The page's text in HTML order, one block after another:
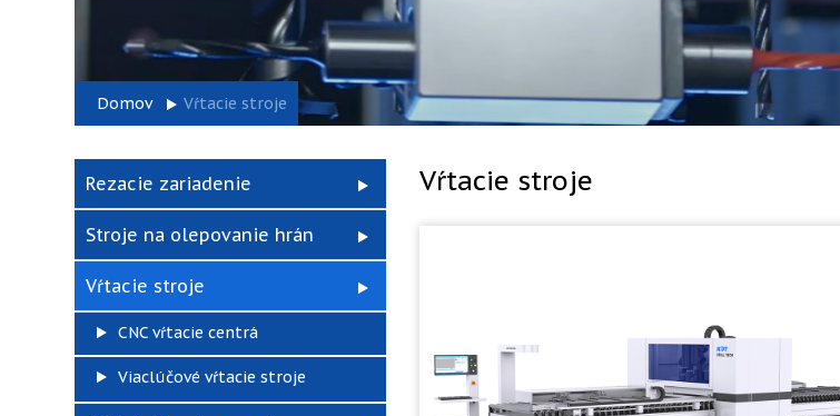
Domov Vŕtacie stroje
Rezacie zariadenie
Stroje na olepovanie hrán
Vŕtacie stroje
CNC vŕtacie centrá
Viaclúčové vŕtacie stroje
Vŕtacie stroje